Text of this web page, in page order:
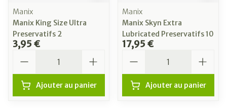
Manix
Manix King Size Ultra
Preservatifs 2
3,95 €
Ajouter au panier
Manix
Manix Skyn Extra
Lubricated Preservatifs 10
17,95 €
Ajouter au panier